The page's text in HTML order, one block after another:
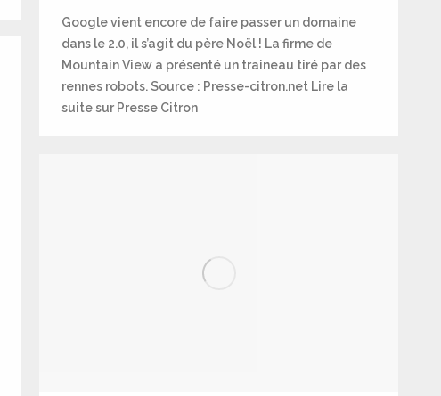
Google vient encore de faire passer un domaine
dans le 2.0, il s’agit du père Noël ! La firme de
Mountain View a présenté un traineau tiré par des
rennes robots. Source : Presse-citron.net Lire la
suite sur Presse Citron